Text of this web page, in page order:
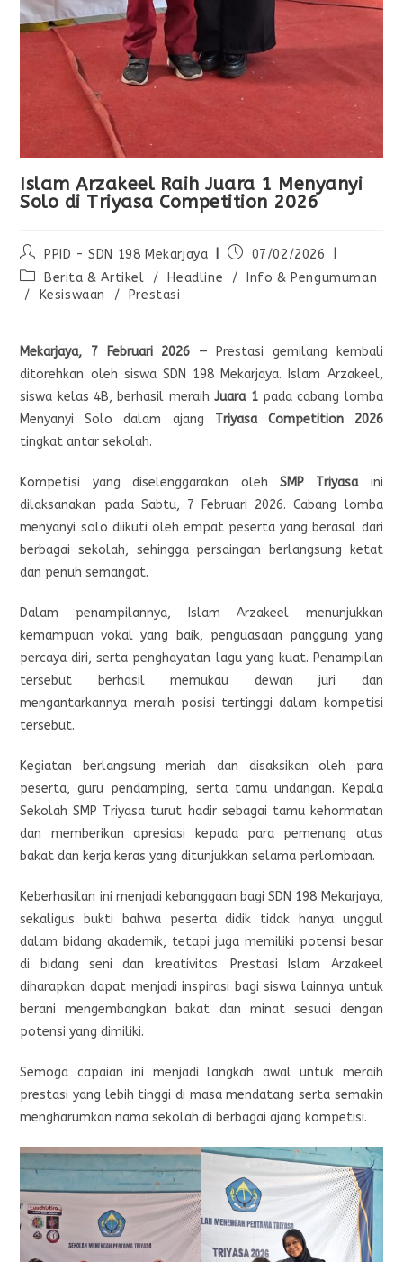
Islam Arzakeel Raih Juara 1 Menyanyi
Solo di Triyasa Competition 2026
PPID - SDN 198 Mekarjaya
07/02/2026
Berita & Artikel
/ Headline /
Info & Pengumuman
/
Kesiswaan / Prestasi
Mekarjaya, 7 Februari 2026 — Prestasi gemilang kembali
ditorehkan oleh siswa SDN 198 Mekarjaya. Islam Arzakeel,
siswa kelas 4B, berhasil meraihJuara 1pada cabang lomba
Menyanyi Solo dalam ajang Triyasa Competition 2026
tingkat antar sekolah.
Kompetisi yang diselenggarakan oleh SMP Triyasaini
dilaksanakan pada Sabtu, 7 Februari 2026. Cabang lomba
menyanyi solo diikuti oleh empat peserta yang berasal dari
berbagai sekolah, sehingga persaingan berlangsung ketat
dan penuh semangat.
Dalam penampilannya, Islam Arzakeel menunjukkan
kemampuan vokal yang baik, penguasaan panggung yang
percaya diri, serta penghayatan lagu yang kuat. Penampilan
tersebut berhasil memukau dewan juri dan
mengantarkannya meraih posisi tertinggi dalam kompetisi
tersebut.
Kegiatan berlangsung meriah dan disaksikan oleh para
peserta, guru pendamping, serta tamu undangan. Kepala
Sekolah SMP Triyasa turut hadir sebagai tamu kehormatan
dan memberikan apresiasi kepada para pemenang atas
bakat dan kerja keras yang ditunjukkan selama perlombaan.
Keberhasilan ini menjadi kebanggaan bagi SDN 198 Mekarjaya,
sekaligus bukti bahwa peserta didik tidak hanya unggul
dalam bidang akademik, tetapi juga memiliki potensi besar
di bidang seni dan kreativitas. Prestasi Islam Arzakeel
diharapkan dapat menjadi inspirasi bagi siswa lainnya untuk
berani mengembangkan bakat dan minat sesuai dengan
potensi yang dimiliki.
Semoga capaian ini menjadi langkah awal untuk meraih
prestasi yang lebih tinggi di masa mendatang serta semakin
mengharumkan nama sekolah di berbagai ajang kompetisi.